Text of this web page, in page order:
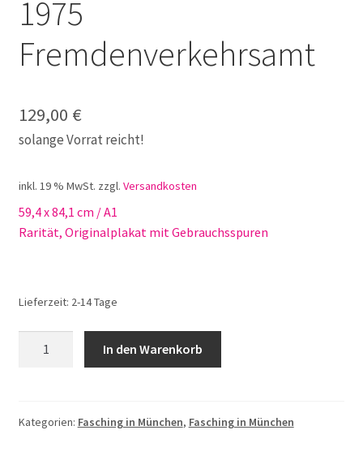
1975
Fremdenverkehrsamt
129,00 €
solange Vorrat reicht!
inkl. 19 % MwSt. zzgl. Versandkosten
59,4 x 84,1 cm / A1
Rarität, Originalplakat mit Gebrauchsspuren
Lieferzeit: 2-14 Tage
Fremdenverkehrsamt
In den Warenkorb
Kategorien: Fasching in München, Fasching in München